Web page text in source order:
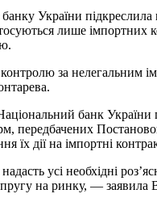
України
лише імпортних
за нелегальним
банк України
передбачених
їх дії на імпортні
усі необхідні
на ринку, — заявила